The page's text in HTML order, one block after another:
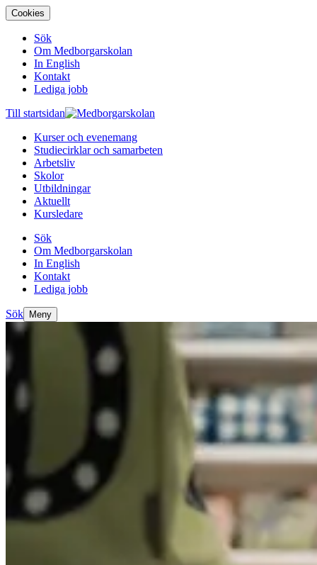
Cookies
Sök
Om Medborgarskolan
In English
Kontakt
Lediga jobb
Till startsidan
Kurser och evenemang
Studiecirklar och samarbeten
Arbetsliv
Skolor
Utbildningar
Aktuellt
Kursledare
Sök
Om Medborgarskolan
In English
Kontakt
Lediga jobb
Sök Meny